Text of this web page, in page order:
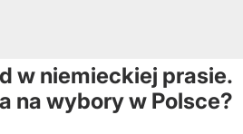
w niemieckiej prasie.
na wybory w Polsce?